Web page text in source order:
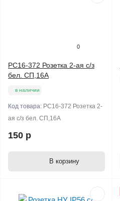
0
PC16-372 Розетка 2-ая с/з
бел. СП,16А
в наличии
Код товара: PC16-372 Розетка 2-
ая с/з бел. СП,16А
150 р
В корзину